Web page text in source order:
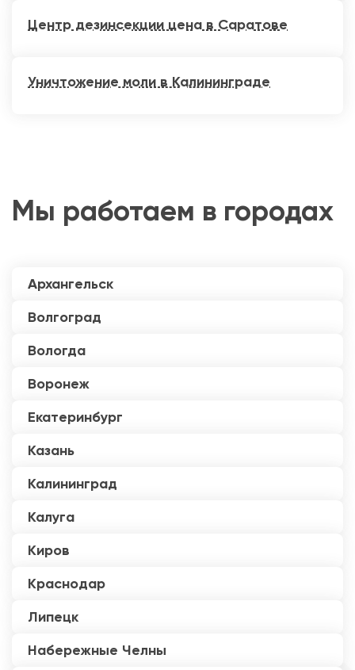
Центр дезинсекции цена в Саратове
Уничтожение моли в Калининграде
Мы работаем в городах
Архангельск
Волгоград
Вологда
Воронеж
Екатеринбург
Казань
Калининград
Калуга
Киров
Краснодар
Липецк
Набережные Челны